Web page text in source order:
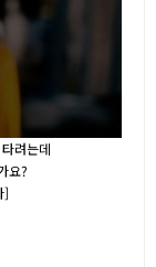
려는데
요?
]